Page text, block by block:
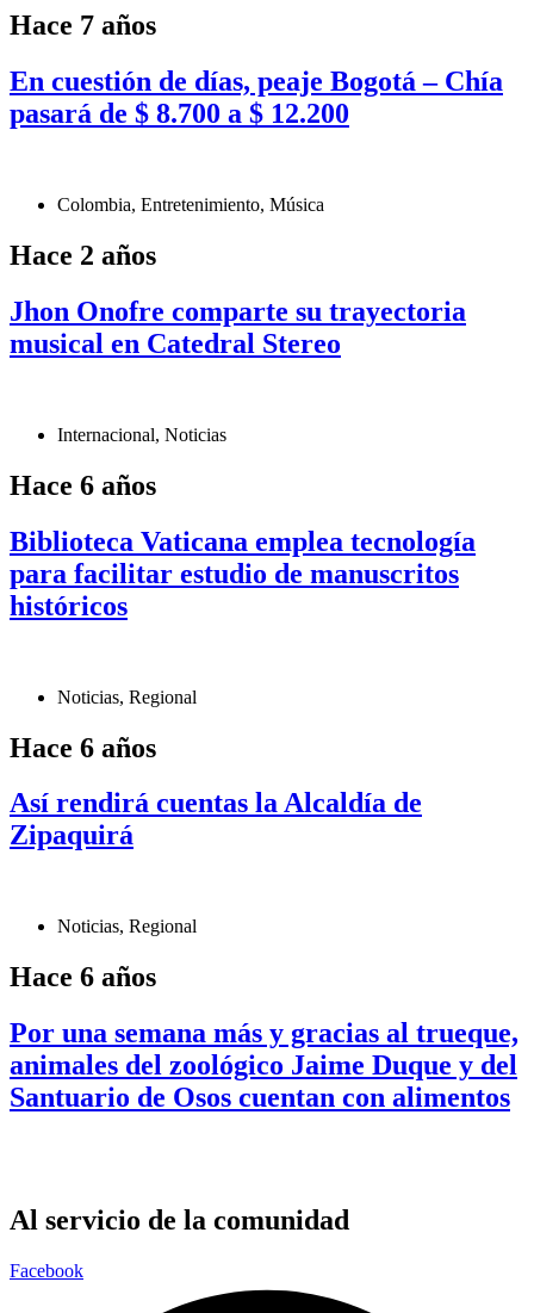
Hace 7 años
En cuestión de días, peaje Bogotá – Chía
pasará de $ 8.700 a $ 12.200
Colombia, Entretenimiento, Música
Hace 2 años
Jhon Onofre comparte su trayectoria
musical en Catedral Stereo
Internacional, Noticias
Hace 6 años
Biblioteca Vaticana emplea tecnología
para facilitar estudio de manuscritos
históricos
Noticias, Regional
Hace 6 años
Así rendirá cuentas la Alcaldía de
Zipaquirá
Noticias, Regional
Hace 6 años
Por una semana más y gracias al trueque,
animales del zoológico Jaime Duque y del
Santuario de Osos cuentan con alimentos
Al servicio de la comunidad
Facebook